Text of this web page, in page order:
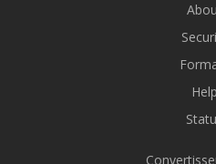
Help